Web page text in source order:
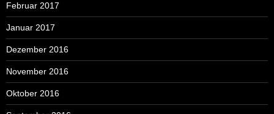
Februar 2017
Januar 2017
Dezember 2016
November 2016
Oktober 2016